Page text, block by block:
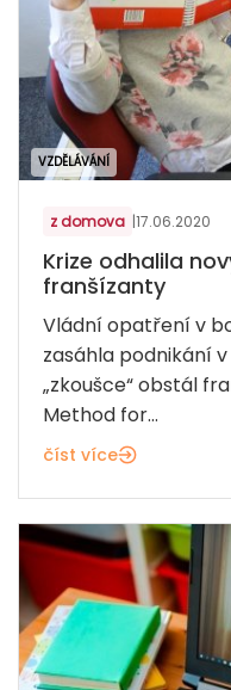
VZDĚLÁVÁNÍ
z domova |17.06.2020
Krize odhalila
franšízanty
Vládní opatření v
zasáhla podnikání
„zkoušce“ obstál
Method for...
číst více